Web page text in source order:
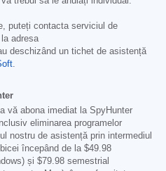
puteți contacta serviciul de
adresa
deschizând un tichet de asistență
.
vă abona imediat la SpyHunter
eliminarea programelor
nostru de asistență prin intermediul
începând de la $49.98
și $79.98 semestrial